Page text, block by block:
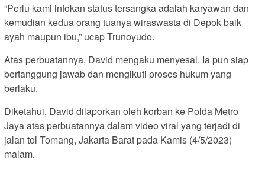
“Perlu kami infokan status tersangka adalah karyawan dan
kemudian kedua orang tuanya wiraswasta di Depok baik
ayah maupun ibu,” ucap Trunoyudo.
Atas perbuatannya, David mengaku menyesal. Ia pun siap
bertanggung jawab dan mengikuti proses hukum yang
berlaku.
Diketahui, David dilaporkan oleh korban ke Polda Metro
Jaya atas perbuatannya dalam video viral yang terjadi di
jalan tol Tomang, Jakarta Barat pada Kamis (4/5/2023)
malam.